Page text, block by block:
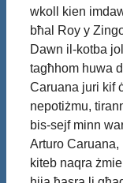
wkoll kien
bħal Roy y
Dawn il-kotba
tagħhom huwa
Caruana juri kif
nepotiżmu,
bis-sejf minn
Arturo
kiteb naqra